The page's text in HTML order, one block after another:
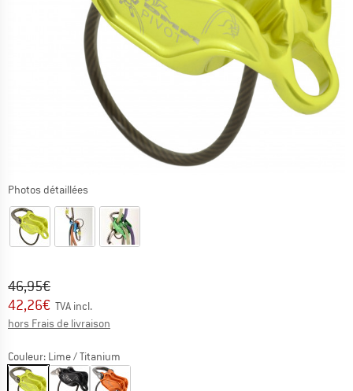
Photos détaillées
Prix initial :
46,95€
Prix:
42,26€ TVA incl.
hors Frais de livraison
Couleur: Lime / Titanium